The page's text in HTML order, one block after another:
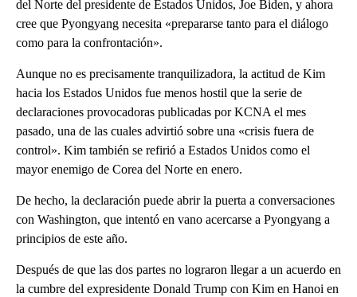
del Norte del presidente de Estados Unidos, Joe Biden, y ahora
cree que Pyongyang necesita «prepararse tanto para el diálogo
como para la confrontación».
Aunque no es precisamente tranquilizadora, la actitud de Kim
hacia los Estados Unidos fue menos hostil que la serie de
declaraciones provocadoras publicadas por KCNA el mes
pasado, una de las cuales advirtió sobre una «crisis fuera de
control». Kim también se refirió a Estados Unidos como el
mayor enemigo de Corea del Norte en enero.
De hecho, la declaración puede abrir la puerta a conversaciones
con Washington, que intentó en vano acercarse a Pyongyang a
principios de este año.
Después de que las dos partes no lograron llegar a un acuerdo en
la cumbre del expresidente Donald Trump con Kim en Hanoi en